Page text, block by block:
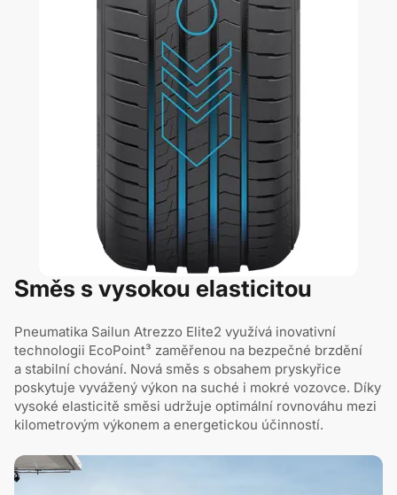
Směs s vysokou elasticitou
Pneumatika Sailun Atrezzo Elite2 využívá inovativní
technologii EcoPoint³ zaměřenou na bezpečné brzdění
a stabilní chování. Nová směs s obsahem pryskyřice
poskytuje vyvážený výkon na suché i mokré vozovce. Díky
vysoké elasticitě směsi udržuje optimální rovnováhu mezi
kilometrovým výkonem a energetickou účinností.